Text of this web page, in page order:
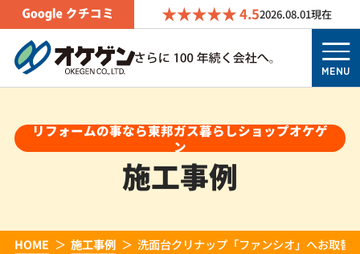
4.52026.08.01現在
MENU
リフォームの事なら東邦ガス暮らしショップオケゲ
ン
施工事例
HOME 施工事例 洗面台クリナップ「ファンシオ」へお取替